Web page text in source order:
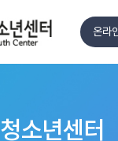
온라
청소년센터